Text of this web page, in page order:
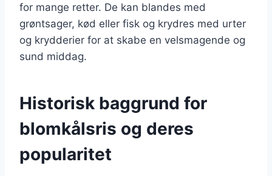
for mange retter. De kan blandes med
grøntsager, kød eller fisk og krydres med urter
og krydderier for at skabe en velsmagende og
sund middag.
Historisk baggrund for
blomkålsris og deres
popularitet